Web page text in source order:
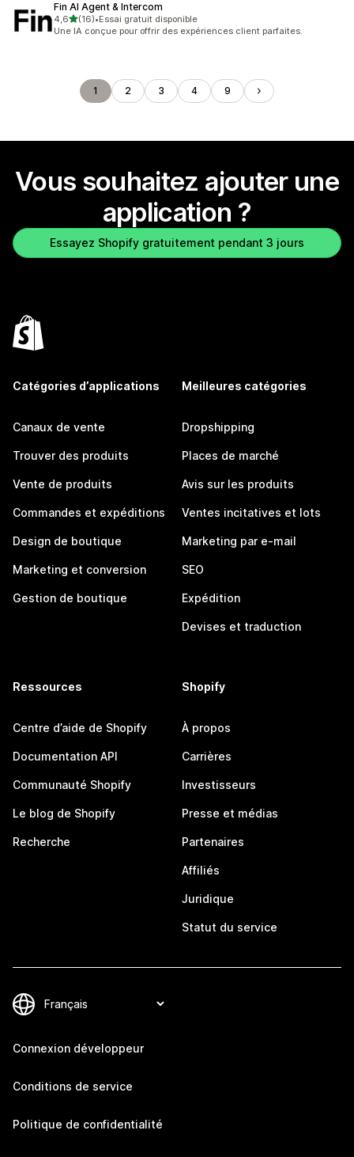
Fin AI Agent & Intercom
4,6étoile(s) sur 5
(16)
16 avis au total
•Essai gratuit disponible
Une IA conçue pour offrir des expériences client parfaites.
1 2 3 4 9
Vous souhaitez ajouter une
application ?
Essayez Shopify gratuitement pendant 3 jours
Catégories d’applications
Canaux de vente
Trouver des produits
Vente de produits
Commandes et expéditions
Design de boutique
Marketing et conversion
Gestion de boutique
Meilleures catégories
Dropshipping
Places de marché
Avis sur les produits
Ventes incitatives et lots
Marketing par e-mail
SEO
Expédition
Devises et traduction
Ressources
Centre d’aide de Shopify
Documentation API
Communauté Shopify
Le blog de Shopify
Recherche
Shopify
À propos
Carrières
Investisseurs
Presse et médias
Partenaires
Affiliés
Juridique
Statut du service
Connexion développeur
Conditions de service
Politique de confidentialité